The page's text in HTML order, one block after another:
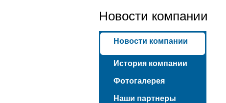
Новости компании
Новости компании
История компании
Фотогалерея
Наши партнеры